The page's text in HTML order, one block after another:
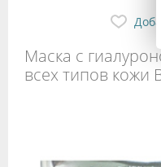
Маска с
всех типов кожи